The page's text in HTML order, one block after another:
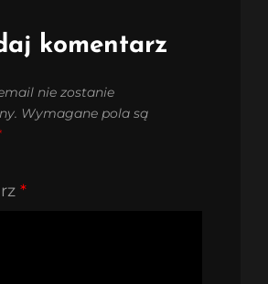
komentarz
nie zostanie
Wymagane pola są
*